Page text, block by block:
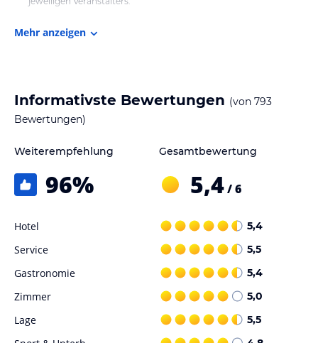
Mehr anzeigen
Informativste Bewertungen (von 793
Bewertungen)
Weiterempfehlung
96%
Gesamtbewertung
5,4/ 6
Hotel 5,4
Service 5,5
Gastronomie 5,4
Zimmer 5,0
Lage 5,5